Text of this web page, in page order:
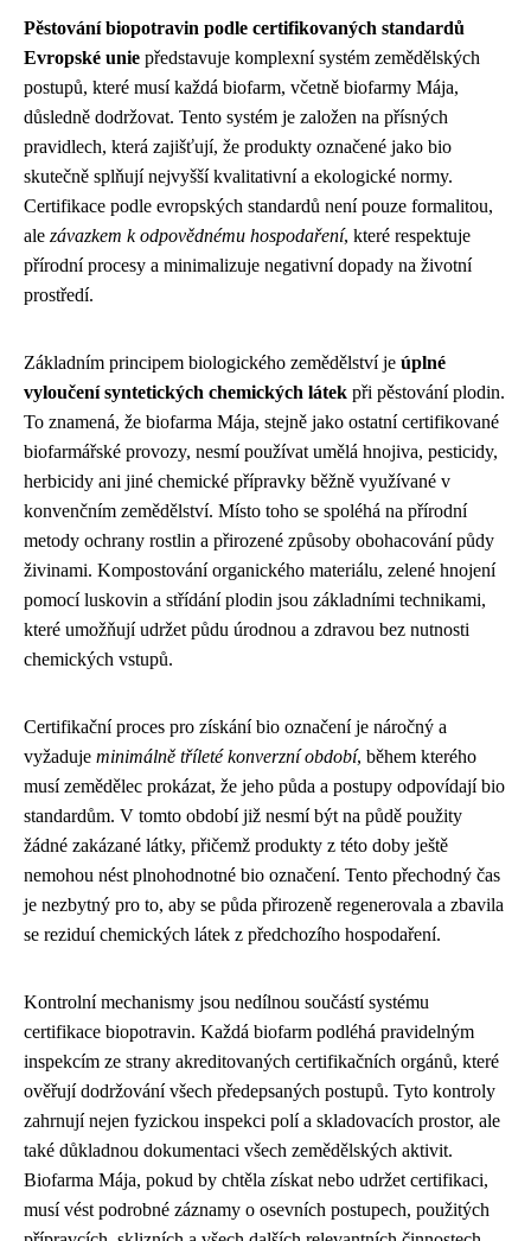
Pěstování biopotravin podle certifikovaných standardů
Evropské unie představuje komplexní systém zemědělských
postupů, které musí každá biofarm, včetně biofarmy Mája,
důsledně dodržovat. Tento systém je založen na přísných
pravidlech, která zajišťují, že produkty označené jako bio
skutečně splňují nejvyšší kvalitativní a ekologické normy.
Certifikace podle evropských standardů není pouze formalitou,
ale závazkem k odpovědnému hospodaření, které respektuje
přírodní procesy a minimalizuje negativní dopady na životní
prostředí.
Základním principem biologického zemědělství je úplné
vyloučení syntetických chemických látek při pěstování plodin.
To znamená, že biofarma Mája, stejně jako ostatní certifikované
biofarmářské provozy, nesmí používat umělá hnojiva, pesticidy,
herbicidy ani jiné chemické přípravky běžně využívané v
konvenčním zemědělství. Místo toho se spoléhá na přírodní
metody ochrany rostlin a přirozené způsoby obohacování půdy
živinami. Kompostování organického materiálu, zelené hnojení
pomocí luskovin a střídání plodin jsou základními technikami,
které umožňují udržet půdu úrodnou a zdravou bez nutnosti
chemických vstupů.
Certifikační proces pro získání bio označení je náročný a
vyžaduje minimálně tříleté konverzní období, během kterého
musí zemědělec prokázat, že jeho půda a postupy odpovídají bio
standardům. V tomto období již nesmí být na půdě použity
žádné zakázané látky, přičemž produkty z této doby ještě
nemohou nést plnohodnotné bio označení. Tento přechodný čas
je nezbytný pro to, aby se půda přirozeně regenerovala a zbavila
se reziduí chemických látek z předchozího hospodaření.
Kontrolní mechanismy jsou nedílnou součástí systému
certifikace biopotravin. Každá biofarm podléhá pravidelným
inspekcím ze strany akreditovaných certifikačních orgánů, které
ověřují dodržování všech předepsaných postupů. Tyto kontroly
zahrnují nejen fyzickou inspekci polí a skladovacích prostor, ale
také důkladnou dokumentaci všech zemědělských aktivit.
Biofarma Mája, pokud by chtěla získat nebo udržet certifikaci,
musí vést podrobné záznamy o osevních postupech, použitých